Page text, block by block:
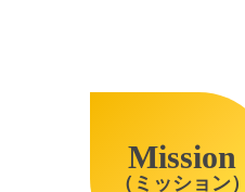
Mission
（ミッション）